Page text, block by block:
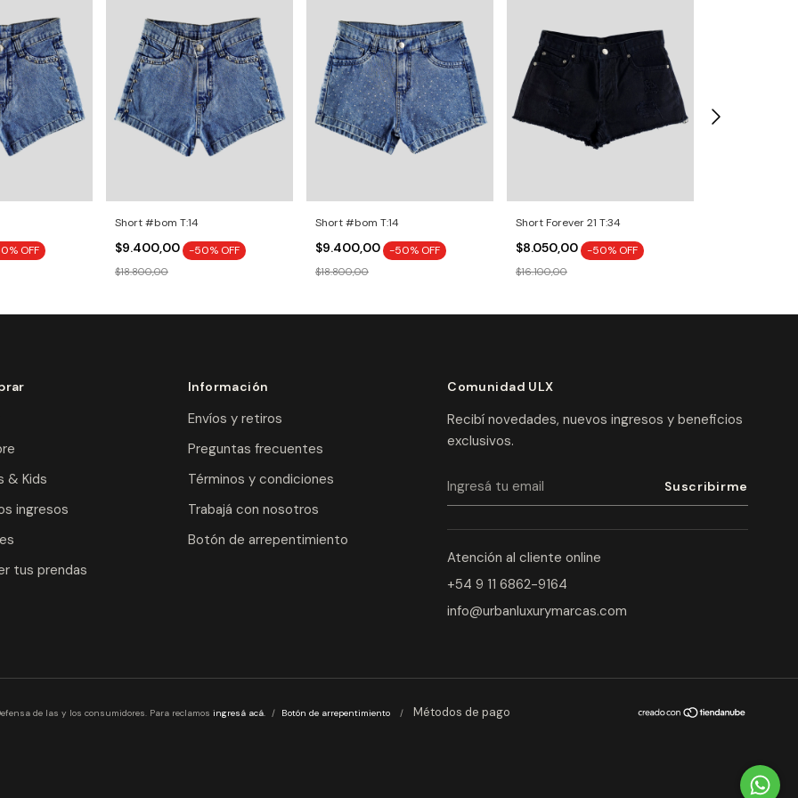
% OFF
Short #bom T:14
$9.400,00 -50% OFF
$18.800,00
Short #bom T:14
$9.400,00 -50% OFF
$18.800,00
Short Forever 21 T:34
$8.050,00 -50% OFF
$16.100,00
& Kids
ingresos
tus prendas
Información
Envíos y retiros
Preguntas frecuentes
Términos y condiciones
Trabajá con nosotros
Botón de arrepentimiento
Comunidad ULX
Recibí novedades, nuevos ingresos y beneficios
exclusivos.
Atención al cliente online
+54 9 11 6862-9164
info@urbanluxurymarcas.com
de las y los consumidores. Para reclamos ingresá acá. / Botón de arrepentimiento / Métodos de pago